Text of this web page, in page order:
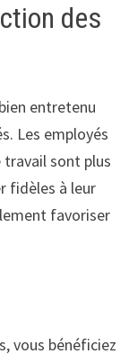
des
entretenu
Les employés
travail sont plus
fidèles à leur
favoriser
vous bénéficiez